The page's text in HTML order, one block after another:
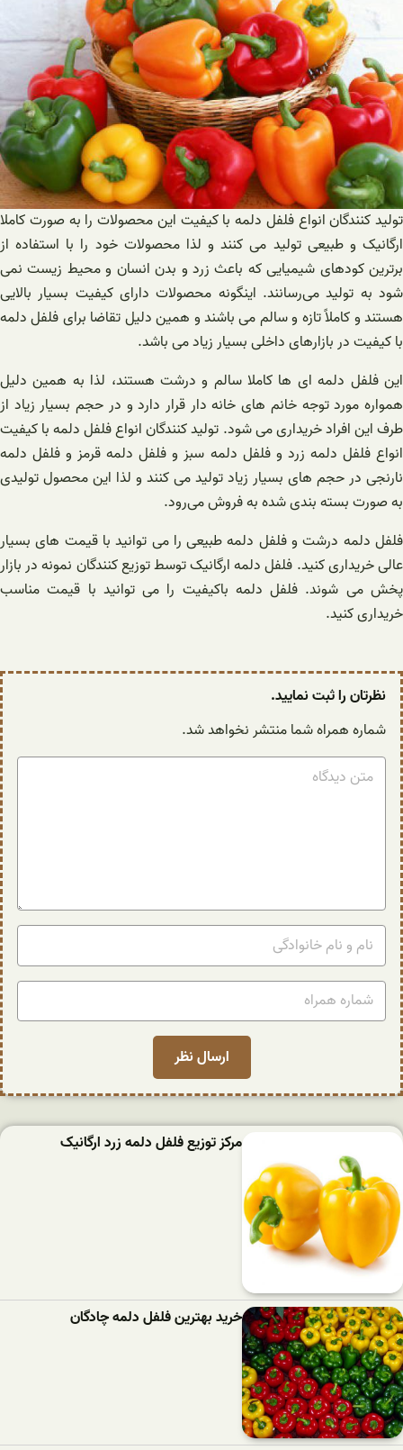
تولید کنندگان انواع فلفل دلمه با کیفیت این محصولات را به صورت کاملا
ارگانیک و طبیعی تولید می کنند و لذا محصولات خود را با استفاده از
برترین کودهای شیمیایی که باعث زرد و بدن انسان و محیط زیست نمی
شود به تولید می‌رسانند. اینگونه محصولات دارای کیفیت بسیار بالایی
هستند و کاملاً تازه و سالم می باشند و همین دلیل تقاضا برای فلفل دلمه
با کیفیت در بازارهای داخلی بسیار زیاد می باشد.
این فلفل دلمه ای ها کاملا سالم و درشت هستند، لذا به همین دلیل
همواره مورد توجه خانم های خانه دار قرار دارد و در حجم بسیار زیاد از
طرف این افراد خریداری می شود. تولید کنندگان انواع فلفل دلمه با کیفیت
انواع فلفل دلمه زرد و فلفل دلمه سبز و فلفل دلمه قرمز و فلفل دلمه
نارنجی در حجم های بسیار زیاد تولید می کنند و لذا این محصول تولیدی
به صورت بسته بندی شده به فروش می‌رود.
فلفل دلمه درشت و فلفل دلمه طبیعی را می توانید با قیمت های بسیار
عالی خریداری کنید. فلفل دلمه ارگانیک توسط توزیع کنندگان نمونه در بازار
پخش می شوند. فلفل دلمه باکیفیت را می توانید با قیمت مناسب
خریداری کنید.
نظرتان را ثبت نمایید.
شماره همراه شما منتشر نخواهد شد.
مرکز توزیع فلفل دلمه زرد ارگانیک
خرید بهترین فلفل دلمه‌ چادگان